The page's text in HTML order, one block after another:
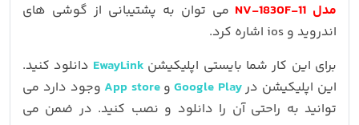
مدل NV-1830F-11
می توان به پشتیبانی از گوشی های
اندروید و ios اشاره کرد.
برای این کار شما بایستی اپلیکیشن EwayLink دانلود کنید.
این اپلیکیشن درGoogle Play و App store وجود دارد می
توانید به راحتی آن را دانلود و نصب کنید. در ضمن می